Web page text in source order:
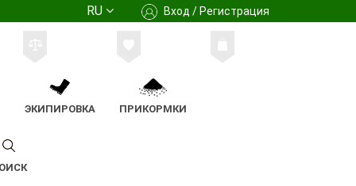
RU Вход / Регистрация
ЭКИПИРОВКА ПРИКОРМКИ